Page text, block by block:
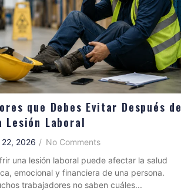
que Debes Evitar Después de
Lesión Laboral
2026 / No Comments
una lesión laboral puede afectar la salud
emocional y financiera de una persona.
trabajadores no saben cuáles...